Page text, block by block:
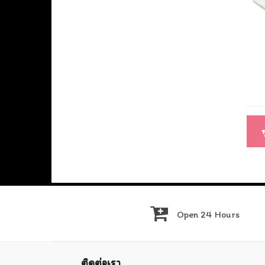
เรื่อง
Open 24 Hours
ติดต่อเรา